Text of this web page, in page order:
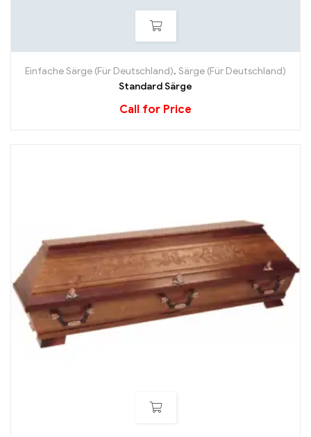
Einfache Särge (Für Deutschland), Särge (Für Deutschland)
Standard Särge
Call for Price